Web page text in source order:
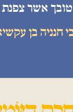
אשר צפנת
חנניה בן